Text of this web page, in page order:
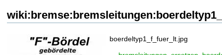
boerdeltyp1_f_fuer_lt.jpg